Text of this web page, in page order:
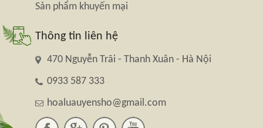
Sản phẩm khuyến mại
Thông tin liên hệ
470 Nguyễn Trãi - Thanh Xuân - Hà Nội
0933 587 333
hoaluauyensho@gmail.com